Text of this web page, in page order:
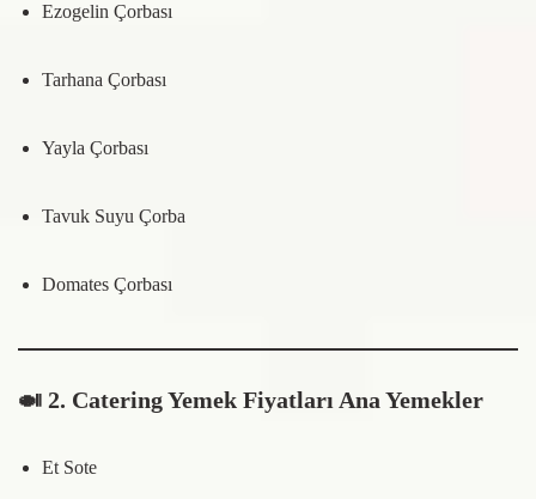
Ezogelin Çorbası
Tarhana Çorbası
Yayla Çorbası
Tavuk Suyu Çorba
Domates Çorbası
🍛 2. Catering Yemek Fiyatları Ana Yemekler
Et Sote